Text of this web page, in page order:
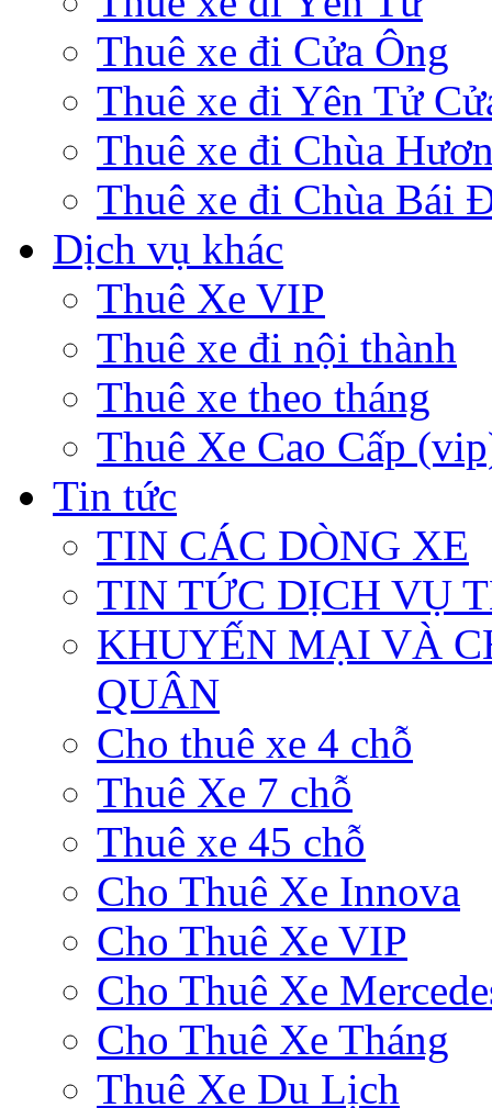
Thuê xe đi Cửa Ông
Thuê xe đi Yên Tử
Thuê xe đi Chùa
Thuê xe đi Chùa Bái
Dịch vụ khác
Thuê Xe VIP
Thuê xe đi nội thành
Thuê xe theo tháng
Thuê Xe Cao Cấp
Tin tức
TIN CÁC DÒNG XE
TIN TỨC DỊCH VỤ
KHUYẾN MẠI VÀ
QUÂN
Cho thuê xe 4 chỗ
Thuê Xe 7 chỗ
Thuê xe 45 chỗ
Cho Thuê Xe Innova
Cho Thuê Xe VIP
Cho Thuê Xe
Cho Thuê Xe Tháng
Thuê Xe Du Lịch